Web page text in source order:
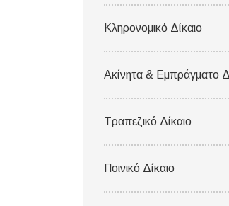
Κληρονομικό Δίκαιο
Ακίνητα & Εμπράγματο
Τραπεζικό Δίκαιο
Ποινικό Δίκαιο